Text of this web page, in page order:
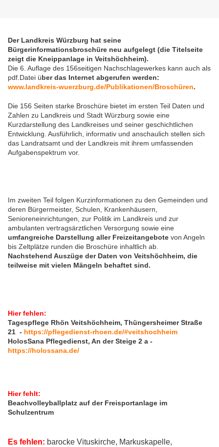
Der Landkreis Würzburg hat seine
Bürgerinformationsbroschüre neu aufgelegt (die Titelseite
zeigt die Kneippanlage in Veitshöchheim).
Die 6. Auflage des 156seitigen Nachschlagewerkes kann auch als
pdf.Datei über das Internet abgerufen werden:
www.landkreis-wuerzburg.de/Publikationen/Broschüren.
Die 156 Seiten starke Broschüre bietet im ersten Teil Daten und
Zahlen zu Landkreis und Stadt Würzburg sowie eine
Kurzdarstellung des Landkreises und seiner geschichtlichen
Entwicklung. Ausführlich, informativ und anschaulich stellen sich
das Landratsamt und der Landkreis mit ihrem umfassenden
Aufgabenspektrum vor.
Im zweiten Teil folgen Kurzinformationen zu den Gemeinden und
deren Bürgermeister, Schulen, Krankenhäusern,
Senioreneinrichtungen, zur Politik im Landkreis und zur
ambulanten vertragsärztlichen Versorgung sowie eine
umfangreiche Darstellung aller Freizeitangebote von Angeln
bis Zeltplätze runden die Broschüre inhaltlich ab.
Nachstehend Auszüge der Daten von Veitshöchheim, die
teilweise mit vielen Mängeln behaftet sind.
Hier fehlen:
Tagespflege Rhön Veitshöchheim, Thüngersheimer Straße
21 - https://pflegedienst-rhoen.de/#veitshochheim
HolosSana Pflegedienst, An der Steige 2 a -
https://holossana.de/
Hier fehlt:
Beachvolleyballplatz auf der Freisportanlage im
Schulzentrum
Es fehlen: barocke Vituskirche, Markuskapelle,